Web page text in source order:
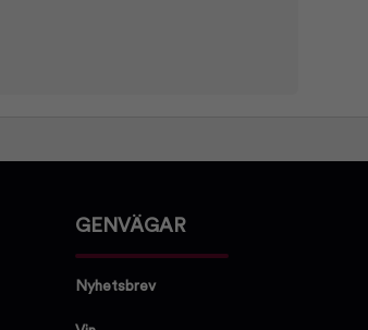
GENVÄGAR
Nyhetsbrev